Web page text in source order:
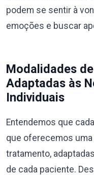
podem se sentir à
emoções e buscar
Modalidades
Adaptadas às
Individuais
Entendemos que
que oferecemos
tratamento,
de cada paciente.